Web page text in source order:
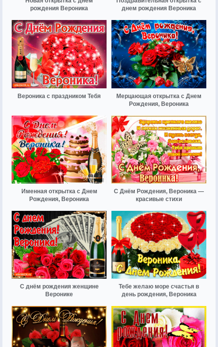
рождения Вероника
днем рождения Вероника
Вероника с праздником Тебя
Мерцающая открытка с Днем
Рождения, Вероника
Именная открытка с Днем
Рождения, Вероника
С Днём Рождения, Вероника —
красивые стихи
С днём рождения женщине
Веронике
Тебе желаю море счастья в
день рождения, Вероника